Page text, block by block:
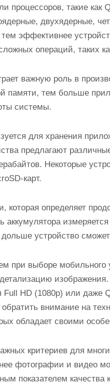
процессоров, такие как
двухядерные,
эффективнее
операций, таких
важную роль в
памяти, тем больше
системы.
для хранения
предлагают
Некоторые
карт.
которая определяет
аккумулятора
устройство
при выборе мобильного
детализацию
HD (1080p) или даже
внимание на
обладает своими
критериев для
фотографии и видео
показателем